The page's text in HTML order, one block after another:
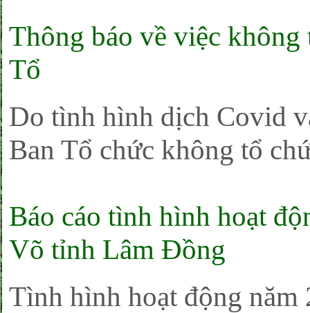
Thông báo về việc
Tổ
Do tình hình dịch Covid
Ban Tổ chức không tổ
Báo cáo tình hình hoạt
Võ tỉnh Lâm Đồng
Tình hình hoạt động